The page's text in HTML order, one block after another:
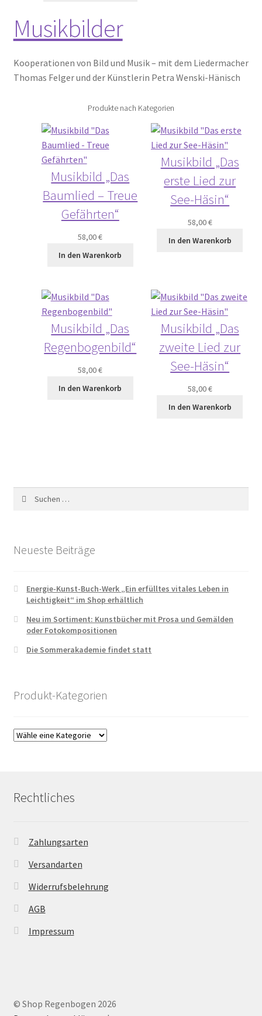
Musikbilder
Kooperationen von Bild und Musik – mit dem Liedermacher
Thomas Felger und der Künstlerin Petra Wenski-Hänisch
Produkte nach Kategorien
Musikbild „Das
Baumlied – Treue
Gefährten“
58,00€
In den Warenkorb
Musikbild „Das
erste Lied zur
See-Häsin“
58,00€
In den Warenkorb
Musikbild „Das
Regenbogenbild“
58,00€
In den Warenkorb
Musikbild „Das
zweite Lied zur
See-Häsin“
58,00€
In den Warenkorb
Neueste Beiträge
Energie-Kunst-Buch-Werk „Ein erfülltes vitales Leben in
Leichtigkeit“ im Shop erhältlich
Neu im Sortiment: Kunstbücher mit Prosa und Gemälden
oder Fotokompositionen
Die Sommerakademie findet statt
Produkt-Kategorien
Rechtliches
Zahlungsarten
Versandarten
Widerrufsbelehrung
AGB
Impressum
© Shop Regenbogen 2026